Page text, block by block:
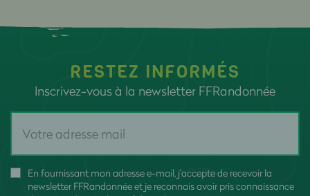
RESTEZ INFORMÉS
Inscrivez-vous à la newsletter FFRandonnée
En fournissant mon adresse e-mail, j'accepte de recevoir la
newsletter FFRandonnée et je reconnais avoir pris connaissance